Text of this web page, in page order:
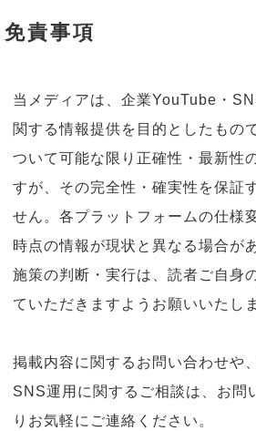
免責事項
当メディアは、企業YouTube・
関する情報提供を目的としたもの
ついて可能な限り正確性・最新性
すが、その完全性・確実性を保証
せん。各プラットフォームの仕様
時点の情報が現状と異なる場合が
施策の判断・実行は、読者ご自身
ていただきますようお願いいたし
掲載内容に関するお問い合わせや
SNS運用に関するご相談は、お問
りお気軽にご連絡ください。